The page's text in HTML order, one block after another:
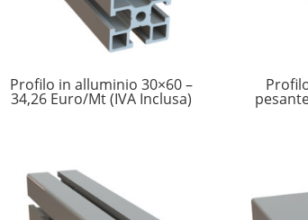
Profilo in alluminio 30×60 –
34,26 Euro/Mt (IVA Inclusa)